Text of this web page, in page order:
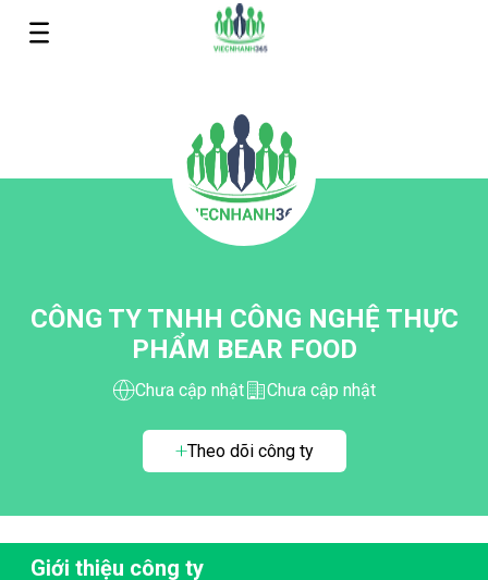
CÔNG TY TNHH CÔNG NGHỆ THỰC
PHẨM BEAR FOOD
Chưa cập nhật Chưa cập nhật
Theo dõi công ty
Giới thiệu công ty